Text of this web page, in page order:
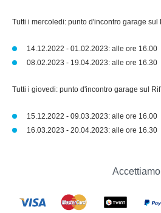
Tutti i mercoledi: punto d'incontro garage sul
14.12.2022 - 01.02.2023: alle ore 16.00
08.02.2023 - 19.04.2023: alle ore 16.30
Tutti i giovedi: punto d'incontro garage sul
15.12.2022 - 09.03.2023: alle ore 16.00
16.03.2023 - 20.04.2023: alle ore 16.30
Accettiamo